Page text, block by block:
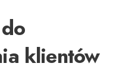
klientów